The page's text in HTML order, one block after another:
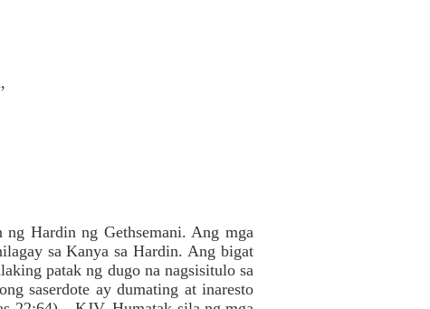
Hardin ng Gethsemani. Ang mga
sa Kanya sa Hardin. Ang bigat
patak ng dugo na nagsisitulo sa
saserdote ay dumating at inaresto